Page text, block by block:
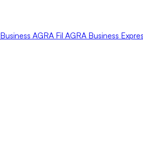
Business AGRA Fil AGRA Business